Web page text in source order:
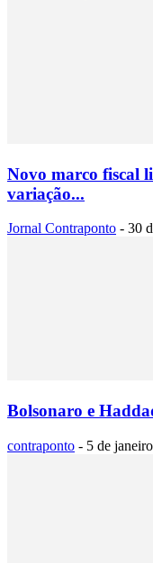
Novo marco fiscal
variação...
Jornal Contraponto - 30
Bolsonaro e
contraponto - 5 de